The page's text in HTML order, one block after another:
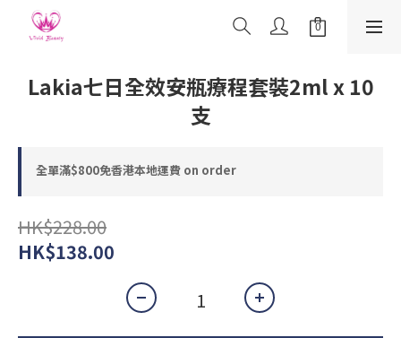
Lakia七日全效安瓶療程套裝2ml x 10
支
全單滿$800免香港本地運費 on order
HK$228.00
HK$138.00